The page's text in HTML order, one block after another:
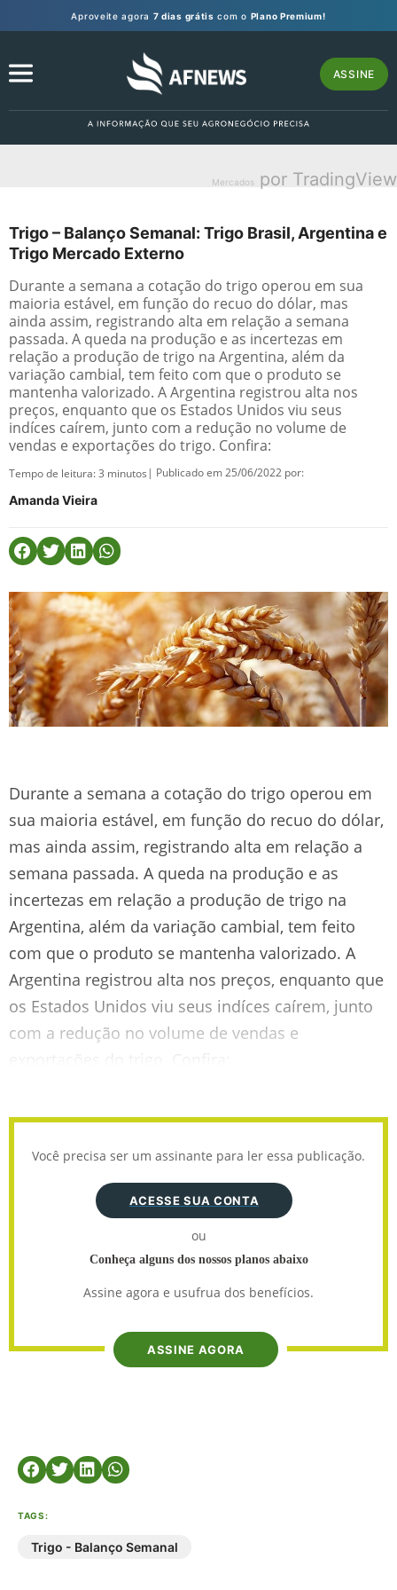
Aproveite agora 7 dias grátis com o Plano Premium!
ASSINE
Mercados por TradingView
Trigo – Balanço Semanal: Trigo Brasil, Argentina e
Trigo Mercado Externo
Durante a semana a cotação do trigo operou em sua
maioria estável, em função do recuo do dólar, mas
ainda assim, registrando alta em relação a semana
passada. A queda na produção e as incertezas em
relação a produção de trigo na Argentina, além da
variação cambial, tem feito com que o produto se
mantenha valorizado. A Argentina registrou alta nos
preços, enquanto que os Estados Unidos viu seus
indíces caírem, junto com a redução no volume de
vendas e exportações do trigo. Confira:
Tempo de leitura:3 minutos | Publicado em 25/06/2022 por:
Amanda Vieira
Durante a semana a cotação do trigo operou em
sua maioria estável, em função do recuo do dólar,
mas ainda assim, registrando alta em relação a
semana passada. A queda na produção e as
incertezas em relação a produção de trigo na
Argentina, além da variação cambial, tem feito
com que o produto se mantenha valorizado. A
Argentina registrou alta nos preços, enquanto que
os Estados Unidos viu seus indíces caírem, junto
com a redução no volume de vendas e
Você precisa ser um assinante para ler essa publicação.
ACESSE SUA CONTA
ou
Conheça alguns dos nossos planos abaixo
Assine agora e usufrua dos benefícios.
ASSINE AGORA
TAGS:
Trigo - Balanço Semanal